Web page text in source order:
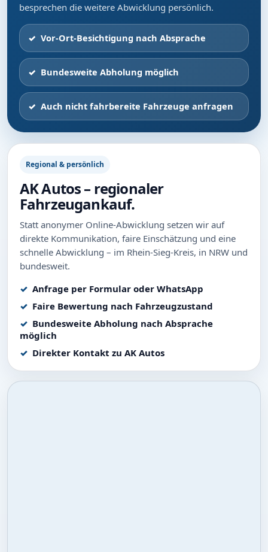
besprechen die weitere Abwicklung persönlich.
Vor-Ort-Besichtigung nach Absprache
Bundesweite Abholung möglich
Auch nicht fahrbereite Fahrzeuge anfragen
Regional & persönlich
AK Autos – regionaler
Fahrzeugankauf.
Statt anonymer Online-Abwicklung setzen wir auf
direkte Kommunikation, faire Einschätzung und eine
schnelle Abwicklung – im Rhein-Sieg-Kreis, in NRW und
bundesweit.
Anfrage per Formular oder WhatsApp
Faire Bewertung nach Fahrzeugzustand
Bundesweite Abholung nach Absprache
möglich
Direkter Kontakt zu AK Autos